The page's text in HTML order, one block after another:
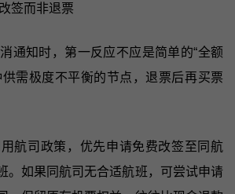
签而非退票
通知时，第一反应不应是简单的“全额
供需极度不平衡的节点，退票后再买票
航司政策，优先申请免费改签至同航
。如果同航司无合适航班，可尝试申请